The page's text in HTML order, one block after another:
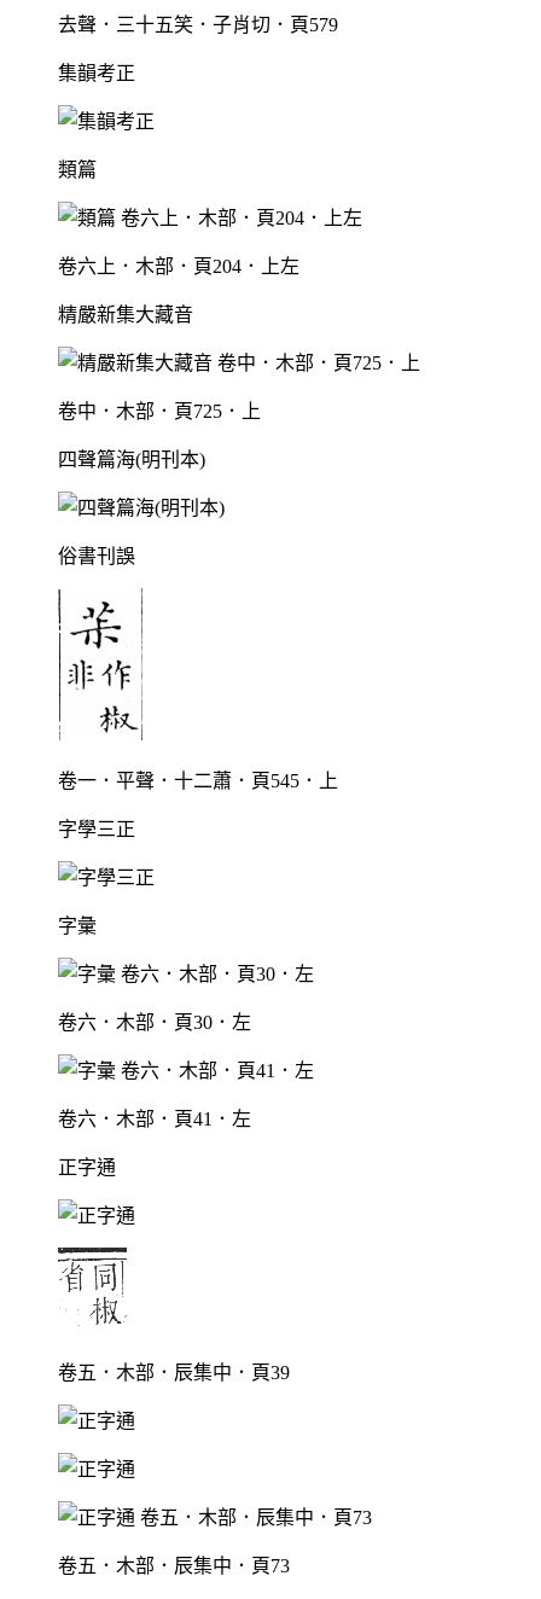
去聲．三十五笑．子肖切．頁579
集韻考正
類篇
卷六上．木部．頁204．上左
精嚴新集大藏音
卷中．木部．頁725．上
四聲篇海(明刊本)
俗書刊誤
卷一．平聲．十二蕭．頁545．上
字學三正
字彙
卷六．木部．頁30．左
卷六．木部．頁41．左
正字通
卷五．木部．辰集中．頁39
卷五．木部．辰集中．頁73